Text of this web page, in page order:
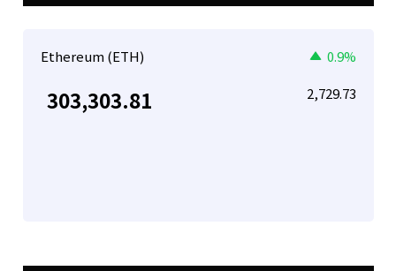
Ethereum (ETH) 0.9%
303,303.81 2,729.73